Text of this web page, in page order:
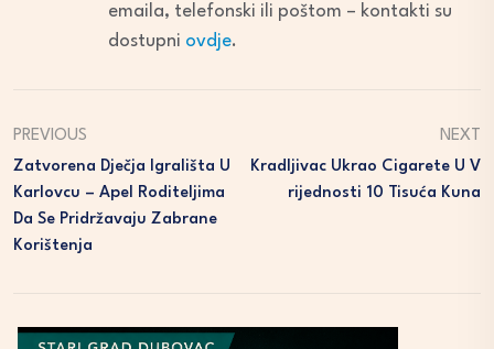
emaila, telefonski ili poštom – kontakti su
dostupni ovdje.
PREVIOUS
Zatvorena Dječja Igrališta U
Karlovcu – Apel Roditeljima
Da Se Pridržavaju Zabrane
Korištenja
NEXT
Kradljivac Ukrao Cigarete U V
Rijednosti 10 Tisuća Kuna